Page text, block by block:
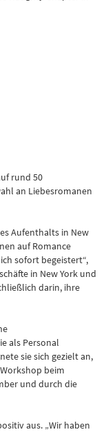
rund 50
an Liebesromanen
Aufenthalts in New
auf Romance
sofort begeistert“,
in New York und
darin, ihre
als Personal
sie sich gezielt an,
beim
und durch die
aus. „Wir haben